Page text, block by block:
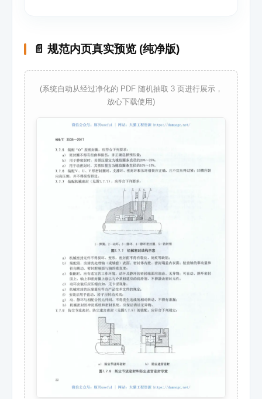
📄 规范内页真实预览 (纯净版)
(系统自动从经过净化的 PDF 随机抽取 3 页进行展示，
放心下载使用)